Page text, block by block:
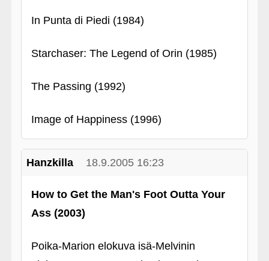
In Punta di Piedi (1984)
Starchaser: The Legend of Orin (1985)
The Passing (1992)
Image of Happiness (1996)
Hanzkilla 18.9.2005 16:23
How to Get the Man's Foot Outta Your
Ass (2003)
Poika-Marion elokuva isä-Melvinin